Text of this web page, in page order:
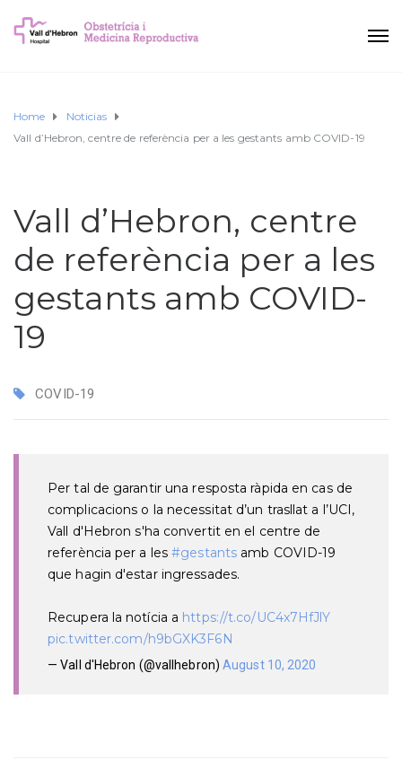
Home
Noticias
Vall d’Hebron, centre de referència per a les gestants amb COVID-19
Vall d’Hebron, centre
de referència per a les
gestants amb COVID-
19
COVID-19
Per tal de garantir una resposta ràpida en cas de
complicacions o la necessitat d’un trasllat a l’UCI,
Vall d'Hebron s'ha convertit en el centre de
referència per a les#gestants amb COVID-19
que hagin d'estar ingressades.
Recupera la notícia a https://t.co/UC4x7HfJlY
pic.twitter.com/h9bGXK3F6N
— Vall d'Hebron (@vallhebron)August 10, 2020